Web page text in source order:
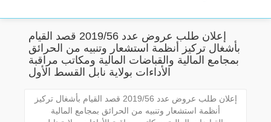
إعلان طلب عروض عدد 2019/56 قصد القيام
بأشغال تركيز أنظمة استشعار وتنبيه من الحرائق
بمجامع المالية والقباضات المالية ومكاتب مراقبة
الأداءات بولاية نابل القسط الأول
إعلان طلب عروض عدد 2019/56 قصد القيام بأشغال تركيز
أنظمة استشعار وتنبيه من الحرائق بمجامع المالية